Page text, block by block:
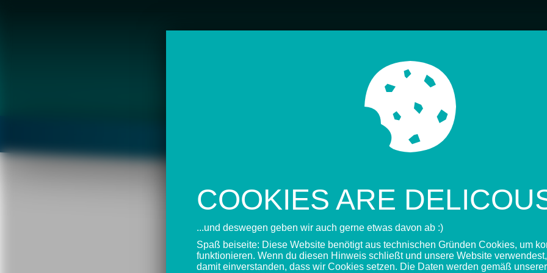
COOKIES ARE
...und deswegen geben wir auch gerne etwas davon ab :)
Spaß beiseite: Diese Website benötigt aus technischen Gründen Cookies, um
funktionieren. Wenn du diesen Hinweis schließt und unsere Website
damit einverstanden, dass wir Cookies setzen. Die Daten werden gemäß unserer
STARTSEITE VERBAND
17.11.2008 | Podcast
PODCAST: RAINER